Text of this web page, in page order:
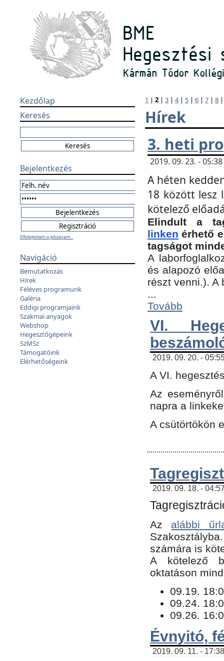
Kezdőlap
Keresés
Bejelentkezés
Elfelejtettem a jelszavam...
Navigáció
Bemutatkozás
Hírek
Féléves programunk
Galéria
Eddigi programjaink
Szakmai anyagok
Webshop
Hegesztőgépeink
SzMSz
Támogatóink
Elérhetőségeink
1 | 2 | 3 | 4| 5 | 6 | 7 | 8
Hírek
3. heti
2019. 09. 23. -
A héten
18 között lesz
kötelező
Elindult a
linken érhető
tagságot
A
és alapozó
részt venni.).
...
Tovább
VI.
2019. 09. 20. -
A VI.
Az
napra a
A csütörtökön
2019. 09. 18. -
Az alábbi
számára is
​A kötelező
oktatáson
09.19.
09.24.
09.26.
Évnyitó,
2019. 09. 11. -